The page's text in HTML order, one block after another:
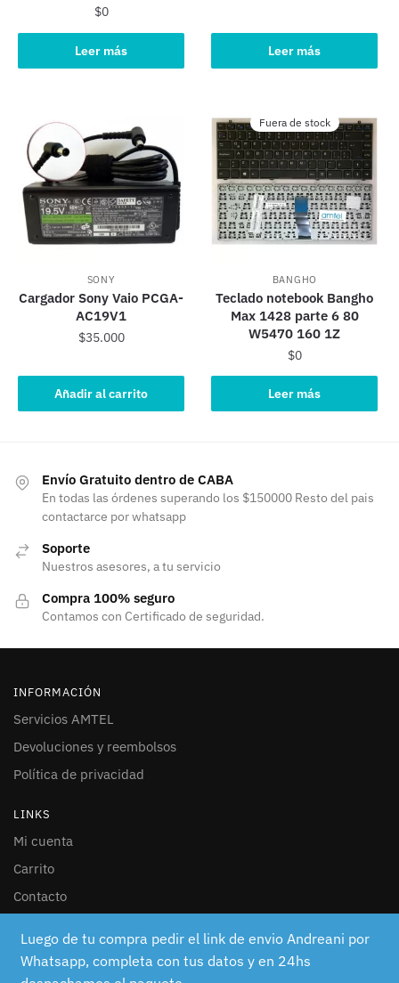
$0
Leer más Leer más
SONY
Cargador Sony Vaio PCGA-
AC19V1
$35.000
Añadir al carrito
Fuera de stock
BANGHO
Teclado notebook Bangho
Max 1428 parte 6 80
W5470 160 1Z
$0
Leer más
Envío Gratuito dentro de CABA
En todas las órdenes superando los $150000 Resto del pais
contactarce por whatsapp
Soporte
Nuestros asesores, a tu servicio
Compra 100% seguro
Contamos con Certificado de seguridad.
INFORMACIÓN
Servicios AMTEL
Devoluciones y reembolsos
Política de privacidad
LINKS
Mi cuenta
Carrito
Contacto
SEGUINOS
Facebook
Luego de tu compra pedir el link de envio Andreani por
Whatsapp, completa con tus datos y en 24hs